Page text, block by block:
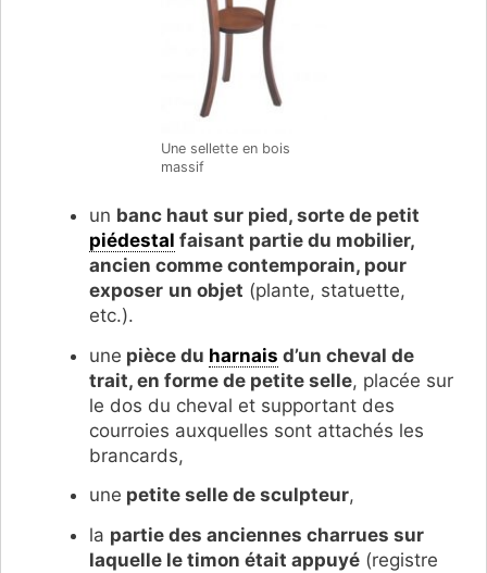
Une sellette en bois
massif
un banc haut sur pied, sorte de petit
piédestal faisant partie du mobilier,
ancien comme contemporain, pour
exposer un objet (plante, statuette,
etc.).
une pièce du harnais d’un cheval de
trait, en forme de petite selle, placée sur
le dos du cheval et supportant des
courroies auxquelles sont attachés les
brancards,
une petite selle de sculpteur,
la partie des anciennes charrues sur
laquelle le timon était appuyé (registre